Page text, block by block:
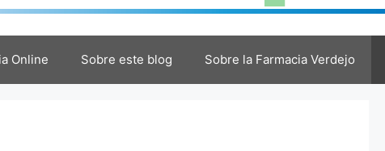
Online Sobre este blog Sobre la Farmacia Verdejo